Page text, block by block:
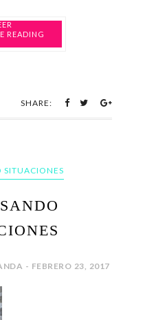
READING
SHARE:
SITUACIONES
- FEBRERO 23, 2017